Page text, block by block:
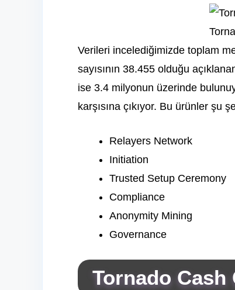
Verileri incelediğimizde toplam
sayısının 38.455 olduğu
ise 3.4 milyonun üzerinde
karşısına çıkıyor. Bu ürünler şu
Relayers Network
Initiation
Trusted Setup Ceremony
Compliance
Anonymity Mining
Governance
Tornado Cash